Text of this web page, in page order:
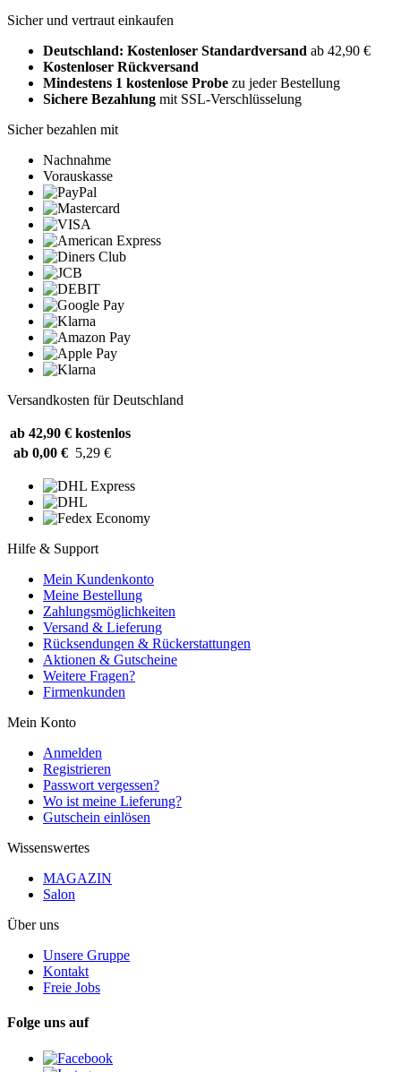
Sicher und vertraut einkaufen
Deutschland: Kostenloser Standardversand ab 42,90 €
Kostenloser Rückversand
Mindestens 1 kostenlose Probe zu jeder Bestellung
Sichere Bezahlung mit SSL-Verschlüsselung
Sicher bezahlen mit
Nachnahme
Vorauskasse
Versandkosten für Deutschland
ab 42,90 € kostenlos
ab 0,00 € 5,29 €
Hilfe & Support
Mein Kundenkonto
Meine Bestellung
Zahlungsmöglichkeiten
Versand & Lieferung
Rücksendungen & Rückerstattungen
Aktionen & Gutscheine
Weitere Fragen?
Firmenkunden
Mein Konto
Anmelden
Registrieren
Passwort vergessen?
Wo ist meine Lieferung?
Gutschein einlösen
Wissenswertes
MAGAZIN
Salon
Über uns
Unsere Gruppe
Kontakt
Freie Jobs
Folge uns auf